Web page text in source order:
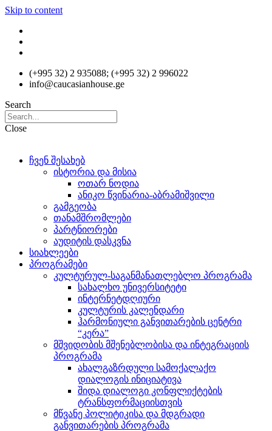
Skip to content
(+995 32) 2 935088; (+995 32) 2 996022
info@caucasianhouse.ge
Search
Close
ჩვენ შესახებ
ისტორია და მისია
ოთარ ნოდია
ანიკო წვინარია-აბრამიშვილი
გამგეობა
თანამშრომლები
პარტნიორები
აუდიტის დასკვნა
სიახლეები
პროგრამები
კულტურულ-საგანმანათლებლო პროგრამა
სახალხო უნივერსიტეტი
ინტერნეტდღიური
კულტურის კალენდარი
ჰარმონიული განვითარების ცენტრი
“კერა”
მშვიდობის მშენებლობისა და ინტეგრაციის
პროგრამა
ახალგაზრდული სამოქალაქო
დიალოგის ინიციატივა
შიდა დიალოგი კონფლიქტების
ტრანსფორმაციისთვის
მწვანე პოლიტიკისა და მდგრადი
განვითარების პროგრამა